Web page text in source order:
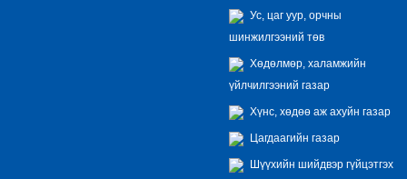
Ус, цаг уур, орчны
шинжилгээний төв
Хөдөлмөр, халамжийн
үйлчилгээний газар
Хүнс, хөдөө аж ахуйн газар
Цагдаагийн газар
Шүүхийн шийдвэр гүйцэтгэх